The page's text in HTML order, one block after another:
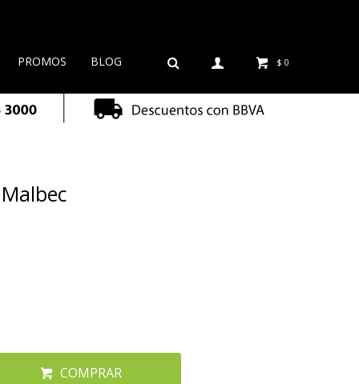
PROMOS BLOG $ 0
COMPRAR